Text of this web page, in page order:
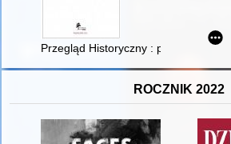
Przegląd Historyczny : pismo
ROCZNIK 2022